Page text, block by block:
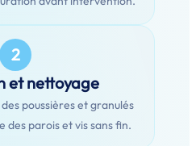
2
et nettoyage
poussières et granulés
des parois et vis sans fin.